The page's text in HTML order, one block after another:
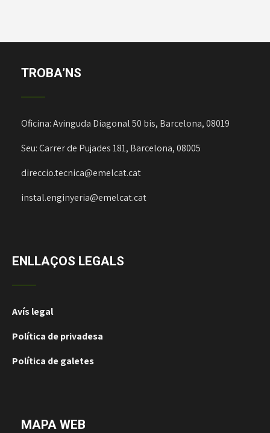
TROBA’NS
Oficina: Avinguda Diagonal 50 bis, Barcelona, 08019
Seu: Carrer de Pujades 181, Barcelona, 08005
direccio.tecnica@emelcat.cat
instal.enginyeria@emelcat.cat
ENLLAÇOS LEGALS
Avís legal
Política de privadesa
Política de galetes
MAPA WEB